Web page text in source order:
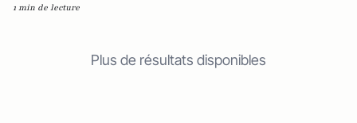
1 min de lecture
Plus de résultats disponibles